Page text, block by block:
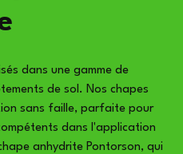
dans une gamme de
de sol. Nos chapes
sans faille, parfaite pour
dans l'application
anhydrite Pontorson, qui